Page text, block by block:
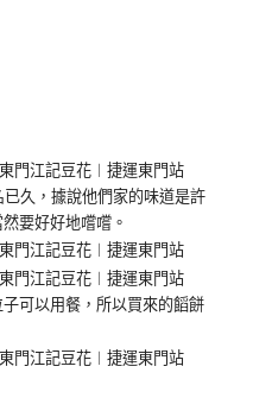
久，據說他們家的味道是許
要好好地嚐嚐。
可以用餐，所以買來的饀餅